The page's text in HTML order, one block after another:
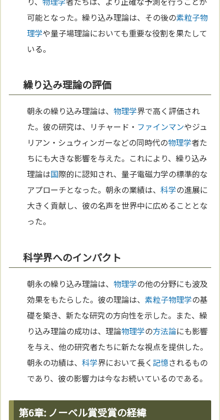
可能となった。繰り込み理論は、その後の素粒子物
理学や量子場理論においても重要な役割を果たして
いる。
繰り込み理論の評価
朝永の繰り込み理論は、 物理学界で高く評価され
た。彼の研究は、リチャード・ ファインマンやジュ
リアン・シュウィンガーなどの同時代の物理学者た
ちにも大きな影響を与えた。これにより、繰り込み
理論は国際的に認知され、量子電磁力学の標準的な
アプローチとなった。朝永の業績は、科学の進展に
大きく貢献し、彼の名声を世界中に広めることとな
った。
科学界へのインパクト
朝永の繰り込み理論は、 物理学の他の分野にも波及
効果をもたらした。彼の理論は、素粒子物理学の基
礎を築き、新たな研究の方向性を示した。また、繰
り込み理論の成功は、理論物理学の方法論にも影響
を与え、他の研究者たちに新たな視点を提供した。
朝永の功績は、科学界において長く記憶されるもの
であり、彼の影響力は今なお続いているのである。
第6章: ノーベル賞受賞の経緯